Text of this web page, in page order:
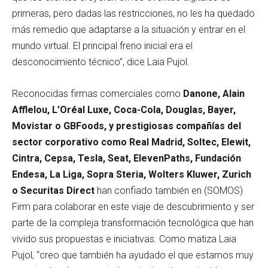
primeras, pero dadas las restricciones, no les ha quedado
más remedio que adaptarse a la situación y entrar en el
mundo virtual. El principal freno inicial era el
desconocimiento técnico”, dice Laia Pujol.
Reconocidas firmas comerciales como Danone, Alain
Afflelou, L’Oréal Luxe, Coca-Cola, Douglas, Bayer,
Movistar o GBFoods, y prestigiosas compañías del
sector corporativo como Real Madrid, Soltec, Elewit,
Cintra, Cepsa, Tesla, Seat, ElevenPaths, Fundación
Endesa, La Liga, Sopra Steria, Wolters Kluwer, Zurich
o Securitas Direct han confiado también en (SOMOS)
Firm para colaborar en este viaje de descubrimiento y ser
parte de la compleja transformación tecnológica que han
vivido sus propuestas e iniciativas. Como matiza Laia
Pujol, “creo que también ha ayudado el que estamos muy